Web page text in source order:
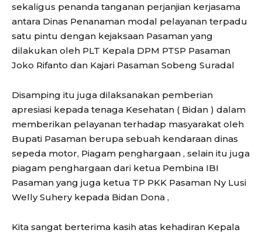
sekaligus penanda tanganan perjanjian kerjasama
antara Dinas Penanaman modal pelayanan terpadu
satu pintu dengan kejaksaan Pasaman yang
dilakukan oleh PLT Kepala DPM PTSP Pasaman
Joko Rifanto dan Kajari Pasaman Sobeng Suradal
Disamping itu juga dilaksanakan pemberian
apresiasi kepada tenaga Kesehatan ( Bidan ) dalam
memberikan pelayanan terhadap masyarakat oleh
Bupati Pasaman berupa sebuah kendaraan dinas
sepeda motor, Piagam penghargaan , selain itu juga
piagam penghargaan dari ketua Pembina IBI
Pasaman yang juga ketua TP PKK Pasaman Ny Lusi
Welly Suhery kepada Bidan Dona ,
Kita sangat berterima kasih atas kehadiran Kepala